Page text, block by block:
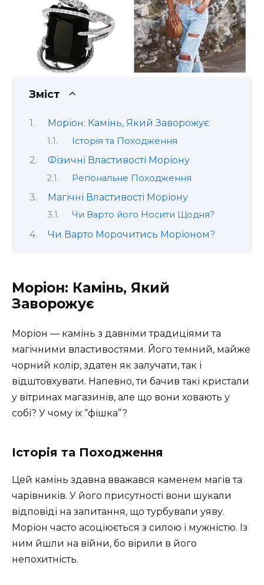
Зміст
Моріон: Камінь, Який Заворожує
Історія та Походження
Фізичні Властивості Моріону
Регіональне Походження
Магічні Властивості Моріону
Чи Варто його Носити Щодня?
Чи Варто Морочитись Моріоном?
Моріон: Камінь, Який
Заворожує
Моріон — камінь з давніми традиціями та
магічними властивостями. Його темний, майже
чорний колір, здатен як залучати, так і
відштовхувати. Напевно, ти бачив такі кристали
у вітринах магазинів, але що вони ховають у
собі? У чому їх “фішка”?
Історія та Походження
Цей камінь здавна вважався каменем магів та
чарівників. У його присутності вони шукали
відповіді на запитання, що турбували уяву.
Моріон часто асоціюється з силою і мужністю. Із
ним йшли на війни, бо вірили в його
непохитність.